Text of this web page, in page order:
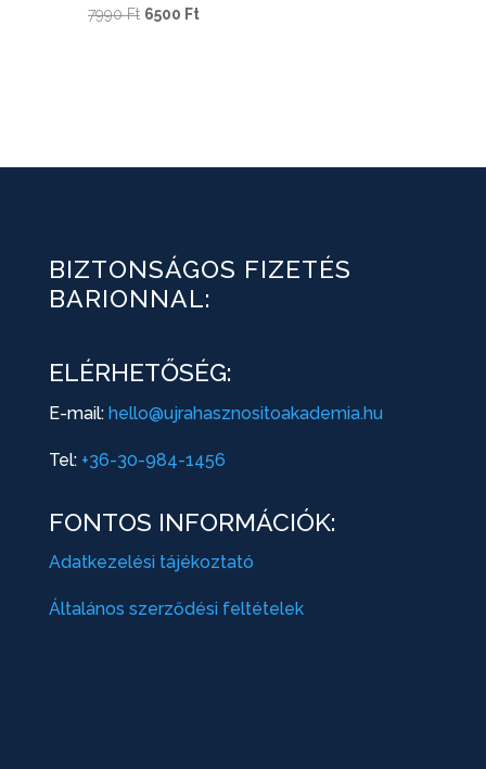
7990Ft Original
6500 FtCurrent
BIZTONSÁGOS FIZETÉS
BARIONNAL:
ELÉRHETŐSÉG:
E-mail: hello@ujrahasznositoakademia.hu
Tel: +36-30-984-1456
FONTOS INFORMÁCIÓK:
Adatkezelési tájékoztató
Általános szerződési feltételek